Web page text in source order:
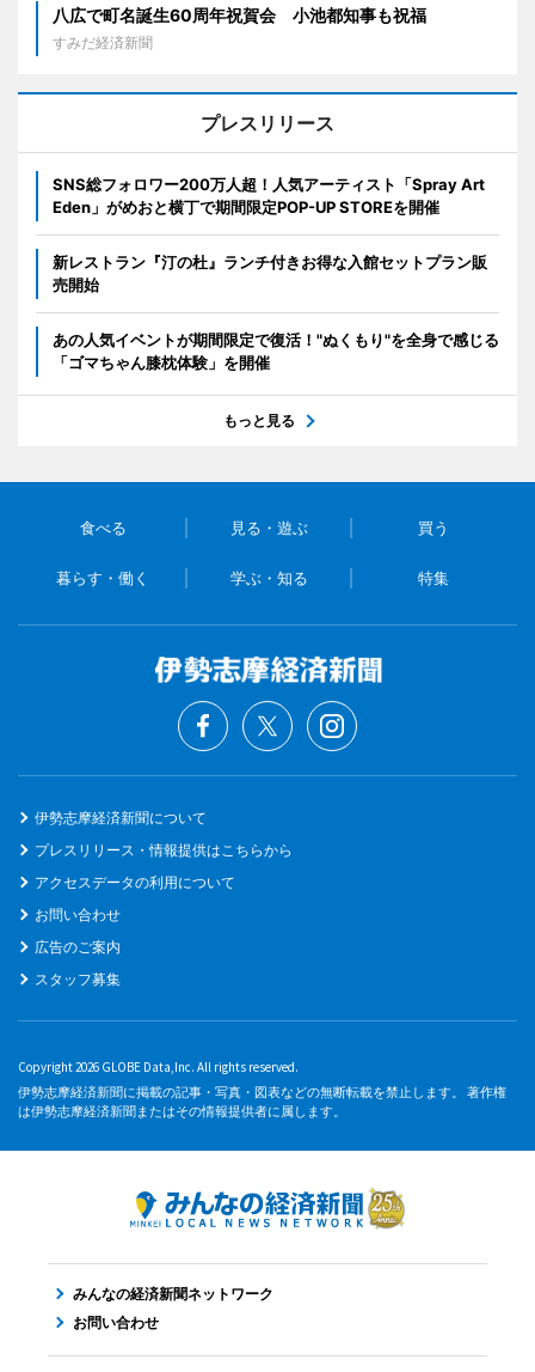
八広で町名誕生60周年祝賀会 小池都知事も祝福
すみだ経済新聞
プレスリリース
SNS総フォロワー200万人超！人気アーティスト「Spray Art
Eden」がめおと横丁で期間限定POP-UP STOREを開催
新レストラン『汀の杜』ランチ付きお得な入館セットプラン販
売開始
あの人気イベントが期間限定で復活！"ぬくもり"を全身で感じる
「ゴマちゃん膝枕体験」を開催
もっと見る
食べる 見る・遊ぶ 買う
暮らす・働く 学ぶ・知る 特集
伊勢志摩経済新聞について
プレスリリース・情報提供はこちらから
アクセスデータの利用について
お問い合わせ
広告のご案内
スタッフ募集
Copyright 2026 GLOBE Data,Inc. All rights reserved.
伊勢志摩経済新聞に掲載の記事・写真・図表などの無断転載を禁止します。 著作権
は伊勢志摩経済新聞またはその情報提供者に属します。
みんなの経済新聞ネットワーク
お問い合わせ